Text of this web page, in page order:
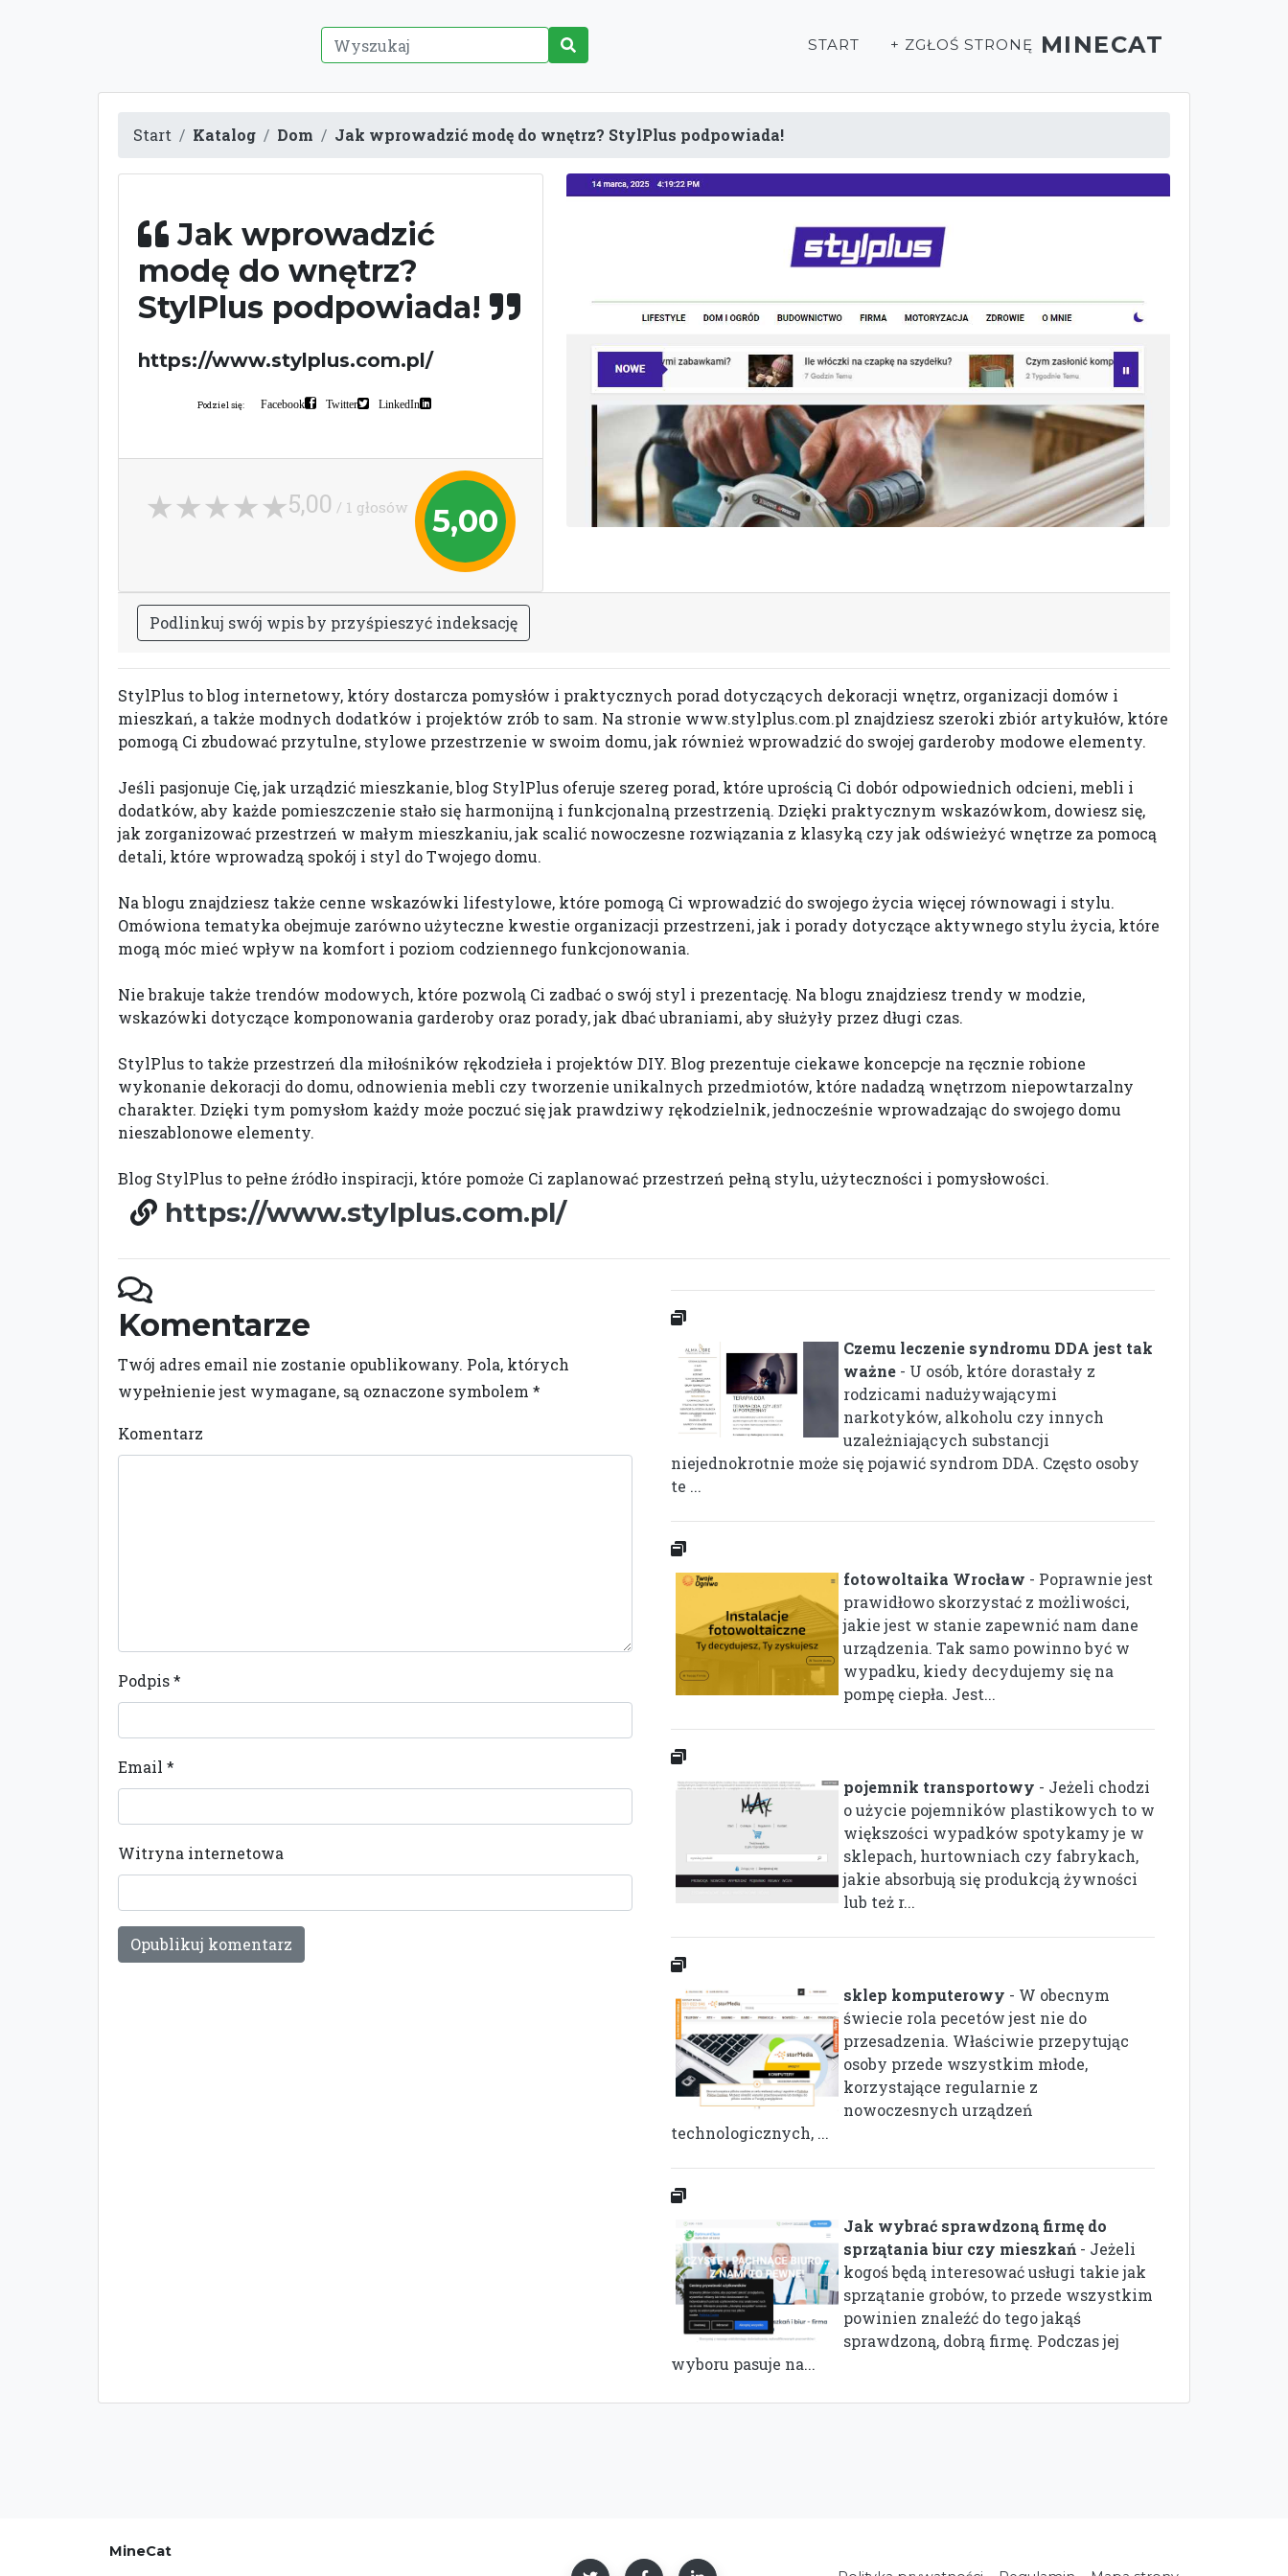
START + ZGŁOŚ STRONĘ MINECAT
Start Katalog Dom Jak wprowadzić modę do wnętrz? StylPlus podpowiada!
Jak wprowadzić
modę do wnętrz?
StylPlus podpowiada!
https://www.stylplus.com.pl/
Podziel się: Facebook Twitter LinkedIn
5,00
5,00 / 1 głosów
Podlinkuj swój wpisby przyśpieszyć indeksację
StylPlus to blog internetowy, który dostarcza pomysłów i praktycznych porad dotyczących dekoracji wnętrz, organizacji domów i
mieszkań, a także modnych dodatków i projektów zrób to sam. Na stronie www.stylplus.com.pl znajdziesz szeroki zbiór artykułów, które
pomogą Ci zbudować przytulne, stylowe przestrzenie w swoim domu, jak również wprowadzić do swojej garderoby modowe elementy.
Jeśli pasjonuje Cię, jak urządzić mieszkanie, blog StylPlus oferuje szereg porad, które uprością Ci dobór odpowiednich odcieni, mebli i
dodatków, aby każde pomieszczenie stało się harmonijną i funkcjonalną przestrzenią. Dzięki praktycznym wskazówkom, dowiesz się,
jak zorganizować przestrzeń w małym mieszkaniu, jak scalić nowoczesne rozwiązania z klasyką czy jak odświeżyć wnętrze za pomocą
detali, które wprowadzą spokój i styl do Twojego domu.
Na blogu znajdziesz także cenne wskazówki lifestylowe, które pomogą Ci wprowadzić do swojego życia więcej równowagi i stylu.
Omówiona tematyka obejmuje zarówno użyteczne kwestie organizacji przestrzeni, jak i porady dotyczące aktywnego stylu życia, które
mogą móc mieć wpływ na komfort i poziom codziennego funkcjonowania.
Nie brakuje także trendów modowych, które pozwolą Ci zadbać o swój styl i prezentację. Na blogu znajdziesz trendy w modzie,
wskazówki dotyczące komponowania garderoby oraz porady, jak dbać ubraniami, aby służyły przez długi czas.
StylPlus to także przestrzeń dla miłośników rękodzieła i projektów DIY. Blog prezentuje ciekawe koncepcje na ręcznie robione
wykonanie dekoracji do domu, odnowienia mebli czy tworzenie unikalnych przedmiotów, które nadadzą wnętrzom niepowtarzalny
charakter. Dzięki tym pomysłom każdy może poczuć się jak prawdziwy rękodzielnik, jednocześnie wprowadzając do swojego domu
nieszablonowe elementy.
Blog StylPlus to pełne źródło inspiracji, które pomoże Ci zaplanować przestrzeń pełną stylu, użyteczności i pomysłowości.
https://www.stylplus.com.pl/
Komentarze
Twój adres email nie zostanie opublikowany. Pola, których
wypełnienie jest wymagane, są oznaczone symbolem *
Komentarz
Podpis*
Email *
Witryna internetowa
Czemu leczenie syndromu DDA jest tak
ważne - U osób, które dorastały z
rodzicami nadużywającymi
narkotyków, alkoholu czy innych
uzależniających substancji
niejednokrotnie może się pojawić syndrom DDA. Często osoby
te ...
fotowoltaika Wrocław - Poprawnie jest
prawidłowo skorzystać z możliwości,
jakie jest w stanie zapewnić nam dane
urządzenia. Tak samo powinno być w
wypadku, kiedy decydujemy się na
pompę ciepła. Jest...
pojemnik transportowy - Jeżeli chodzi
o użycie pojemników plastikowych to w
większości wypadków spotykamy je w
sklepach, hurtowniach czy fabrykach,
jakie absorbują się produkcją żywności
lub też r...
sklep komputerowy - W obecnym
świecie rola pecetów jest nie do
przesadzenia. Właściwie przepytując
osoby przede wszystkim młode,
korzystające regularnie z
nowoczesnych urządzeń
technologicznych, ...
Jak wybrać sprawdzoną firmę do
sprzątania biur czy mieszkań - Jeżeli
kogoś będą interesować usługi takie jak
sprzątanie grobów, to przede wszystkim
powinien znaleźć do tego jakąś
sprawdzoną, dobrą firmę. Podczas jej
wyboru pasuje na...
MineCat